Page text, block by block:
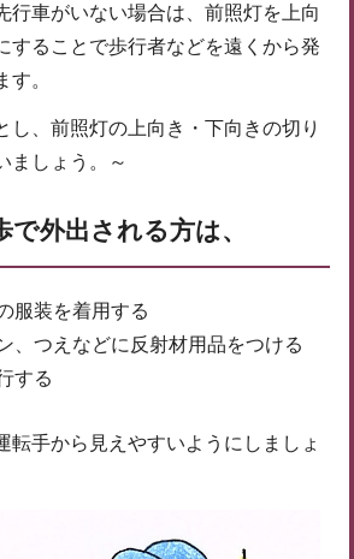
行車がいない場合は、前照灯を上向
することで歩行者などを遠くから発
す。
し、前照灯の上向き・下向きの切り
ましょう。～
で外出される方は、
服装を着用する
、つえなどに反射材用品をつける
する
転手から見えやすいようにしましょ